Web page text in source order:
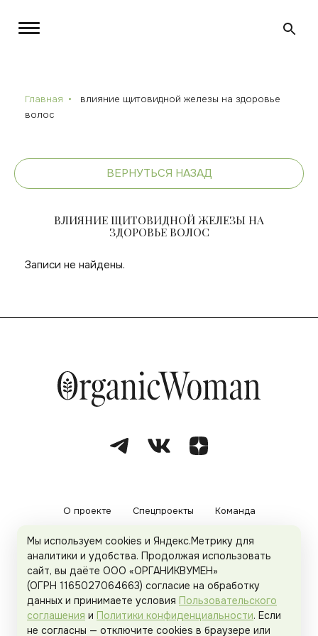
Главная
влияние щитовидной железы на здоровье
волос
ВЕРНУТЬСЯ НАЗАД
ВЛИЯНИЕ ЩИТОВИДНОЙ ЖЕЛЕЗЫ НА
ЗДОРОВЬЕ ВОЛОС
Записи не найдены.
О проекте Спецпроекты Команда
Рекламодателям Политика конфиденциальности
Пользовательское соглашение
Мы используем cookies и Яндекс.Метрику для
аналитики и удобства. Продолжая использовать
сайт, вы даёте ООО «ОРГАНИКВУМЕН»
(ОГРН 1165027064663) согласие на обработку
данных и принимаете условия Пользовательского
соглашения и Политики конфиденциальности. Если
не согласны — отключите cookies в браузере или